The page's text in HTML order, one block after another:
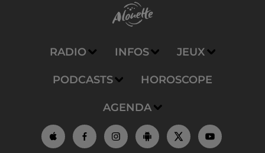
RADIO INFOS JEUX
PODCASTS HOROSCOPE
AGENDA